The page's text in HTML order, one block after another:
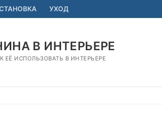
УХОД
В ИНТЕРЬЕРЕ
ИСПОЛЬЗОВАТЬ В ИНТЕРЬЕРЕ